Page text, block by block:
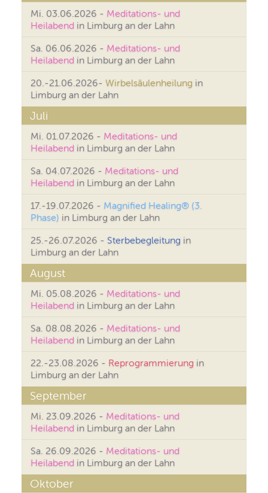
Mi. 03.06.2026 - Meditations- und
Heilabend in Limburg an der Lahn
Sa. 06.06.2026 - Meditations- und
Heilabend in Limburg an der Lahn
20.-21.06.2026- Wirbelsäulenheilung in
Limburg an der Lahn
Juli
Mi. 01.07.2026 - Meditations- und
Heilabend in Limburg an der Lahn
Sa. 04.07.2026 - Meditations- und
Heilabend in Limburg an der Lahn
17.-19.07.2026 - Magnified Healing® (3.
Phase) in Limburg an der Lahn
25.-26.07.2026 - Sterbebegleitung in
Limburg an der Lahn
August
Mi. 05.08.2026 - Meditations- und
Heilabend in Limburg an der Lahn
Sa. 08.08.2026 - Meditations- und
Heilabend in Limburg an der Lahn
22.-23.08.2026 - Reprogrammierung in
Limburg an der Lahn
September
Mi. 23.09.2026 - Meditations- und
Heilabend in Limburg an der Lahn
Sa. 26.09.2026 - Meditations- und
Heilabend in Limburg an der Lahn
Oktober